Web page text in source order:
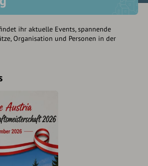
ihr aktuelle Events, spannende
Organisation und Personen in der